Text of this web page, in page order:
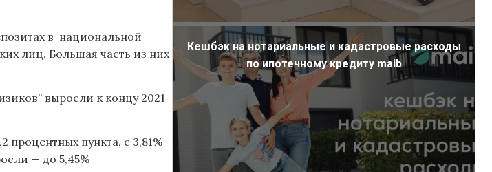
в национальной
лиц. Большая часть из них
выросли к концу 2021
процентных пункта, с 3,81%
— до 5,45%
Кешбэк на нотариальные и кадастровые расходы
по ипотечному кредиту maib